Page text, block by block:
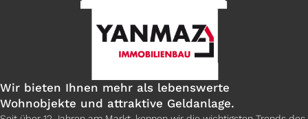
Wir bieten Ihnen mehr als lebenswerte
Wohnobjekte und attraktive Geldanlage.